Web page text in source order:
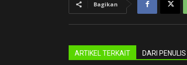
Bagikan
ARTIKEL TERKAIT DARI PENULIS